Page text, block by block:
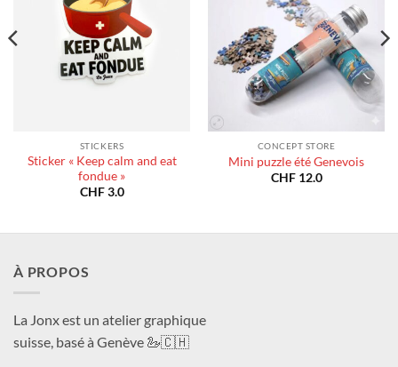
STICKERS
Sticker « Keep calm and eat
fondue »
CHF3.0
CONCEPT STORE
Mini puzzle été Genevois
CHF12.0
À PROPOS
La Jonx est un atelier graphique
suisse, basé à Genève 🦢🇨🇭